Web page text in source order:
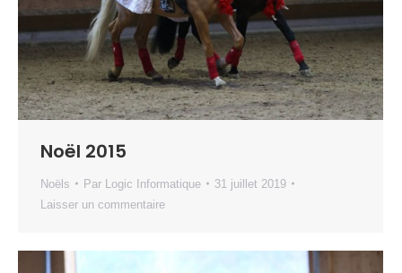
Noël 2015
Noëls Par Logic Informatique
31 juillet 2019
Laisser un commentaire